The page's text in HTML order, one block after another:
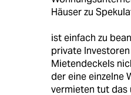
Häuser zu
ist einfach zu
private
Mietendeckels
der eine einzelne
vermieten tut das